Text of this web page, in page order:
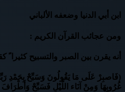
ابن أبي الدنيا وضعفه الألباني
ومن عجائب القرآن الكريم :
أنه يقرن بين الصبر والتسبيح كثيرا
(فَاصبِرْ عَلَى مَا يَقُولُونَ وَسَبِّحْ بِحَمْدِ
غُرُوبِهَا وَمِنْ آنَاء اللَّيْلِ فَسَبِّحْ